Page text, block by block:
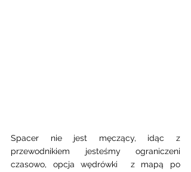
Spacer nie jest męczący, idąc z
przewodnikiem jesteśmy ograniczeni
czasowo, opcja wędrówki  z mapą po